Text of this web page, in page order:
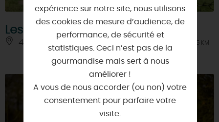
Les vergers de Francorville
45390 - BRIARRES-SUR-ESSONNE À 4.5 KM
expérience sur notre site, nous utilisons
des cookies de mesure d’audience, de
performance, de sécurité et
statistiques. Ceci n’est pas de la
gourmandise mais sert à nous
améliorer !
A vous de nous accorder (ou non) votre
consentement pour parfaire votre
visite.